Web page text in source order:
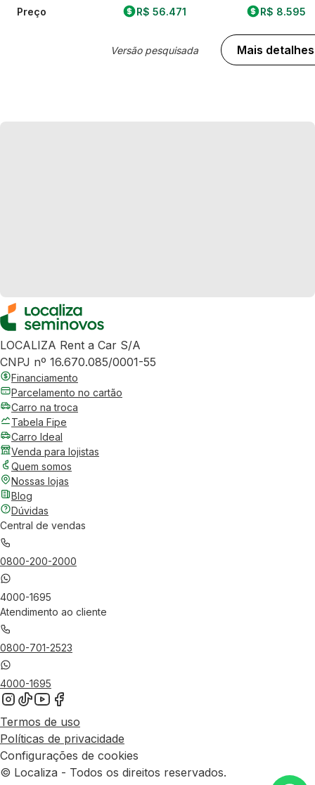
Preço R$ 56.471
Versão pesquisada
R$ 8.595
Mais detalhes
LOCALIZA Rent a Car S/A
CNPJ nº 16.670.085/0001-55
Financiamento
Parcelamento no cartão
Carro na troca
Tabela Fipe
Carro Ideal
Venda para lojistas
Quem somos
Nossas lojas
Blog
Dúvidas
Central de vendas
0800-200-2000
4000-1695
Atendimento ao cliente
0800-701-2523
4000-1695
Termos de uso
Políticas de privacidade
Configurações de cookies
© Localiza - Todos os direitos reservados.